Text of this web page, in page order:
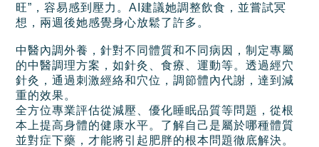
旺”，容易感到壓力。AI建議她調整飲食，並嘗試冥
想，兩週後她感覺身心放鬆了許多。
中醫內調外養，針對不同體質和不同病因，制定專屬
的中醫調理方案，如針灸、食療、運動等。透過經穴
針灸，通過刺激經絡和穴位，調節體內代謝，達到減
重的效果。
全方位專業評估從減壓、優化睡眠品質等問題，從根
本上提高身體的健康水平。了解自己是屬於哪種體質
並對症下藥，才能將引起肥胖的根本問題徹底解決。